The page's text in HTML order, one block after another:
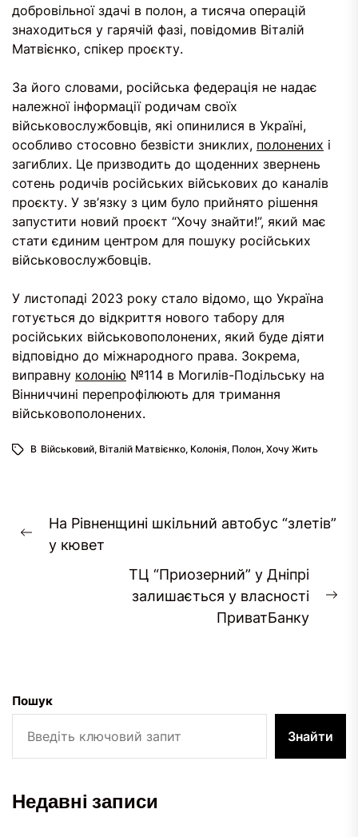
добровільної здачі в полон, а тисяча операцій
знаходиться у гарячій фазі, повідомив Віталій
Матвієнко, спікер проєкту.
За його словами, російська федерація не надає
належної інформації родичам своїх
військовослужбовців, які опинилися в Україні,
особливо стосовно безвісти зниклих, полонених і
загиблих. Це призводить до щоденних звернень
сотень родичів російських військових до каналів
проєкту. У зв’язку з цим було прийнято рішення
запустити новий проєкт “Хочу знайти!”, який має
стати єдиним центром для пошуку російських
військовослужбовців.
У листопаді 2023 року стало відомо, що Україна
готується до відкриття нового табору для
російських військовополонених, який буде діяти
відповідно до міжнародного права. Зокрема,
виправну колонію №114 в Могилів-Подільську на
Вінниччині перепрофілюють для тримання
військовополонених.
В Військовий, Віталій Матвієнко, Колонія, Полон, Хочу Жить
Навігація
записів
Попередній
На Рівненщині шкільний автобус “злетів”
у кювет
ТЦ “Приозерний” у Дніпрі
залишається у власності
ПриватБанку
Пошук
Знайти
Недавні записи